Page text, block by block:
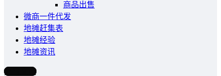
商品出售
微商一件代发
地摊赶集表
地摊经验
地摊资讯
写文章